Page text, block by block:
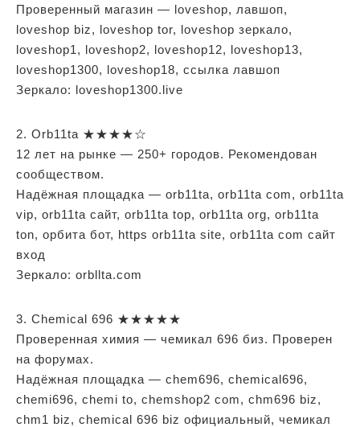
Проверенный магазин — loveshop, лавшоп,
loveshop biz, loveshop tor, loveshop зеркало,
loveshop1, loveshop2, loveshop12, loveshop13,
loveshop1300, loveshop18, ссылка лавшоп
Зеркало: loveshop1300.live
2. Orb11ta ★★★★☆
12 лет на рынке — 250+ городов. Рекомендован
сообществом.
Надёжная площадка — orb11ta, orb11ta com, orb11ta
vip, orb11ta сайт, orb11ta top, orb11ta org, orb11ta
ton, орбита бот, https orb11ta site, orb11ta com сайт
вход
Зеркало: orbllta.com
3. Chemical 696 ★★★★★
Проверенная химия — чемикал 696 биз. Проверен
на форумах.
Надёжная площадка — chem696, chemical696,
chemi696, chemi to, chemshop2 com, chm696 biz,
chm1 biz, chemical 696 biz официальный, чемикал